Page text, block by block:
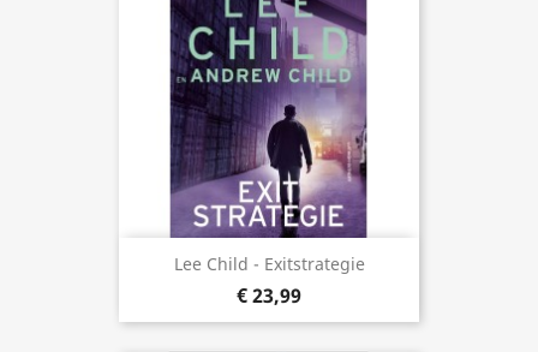
Lee Child - Exitstrategie
€ 23,99